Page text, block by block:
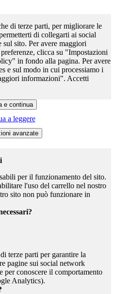
di terze parti, per migliorare le
di collegarti ai social
sito. Per avere maggiori
clicca su "Impostazioni
in fondo alla pagina. Per avere
e sul modo in cui processiamo i
informazioni". Accetti
a leggere
per il funzionamento del sito.
l'uso del carrello nel nostro
sito non può funzionare in
terze parti per garantire la
pagine sui social network
per conoscere il comportamento
Analytics).